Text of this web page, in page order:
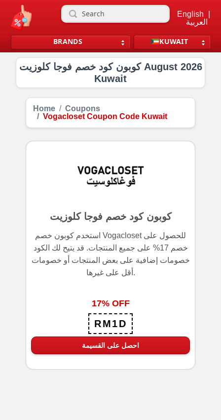
BRANDS
English
العربية
KUWAIT
كوبون كود خصم فوجا كلوزيت August 2026
Kuwait
Home
Coupons
Vogacloset Coupon Code Kuwait
كوبون كود خصم فوجا كلوزيت
استخدم كوبون خصم Vogacloset للحصول على
خصم 17% على جميع المنتجات. قد يتيح لك الكود
خصومات إضافية على بعض المنتجات أو خصومات
أقل على غيرها.
17% OFF
RM1D
احصل على القسيمة